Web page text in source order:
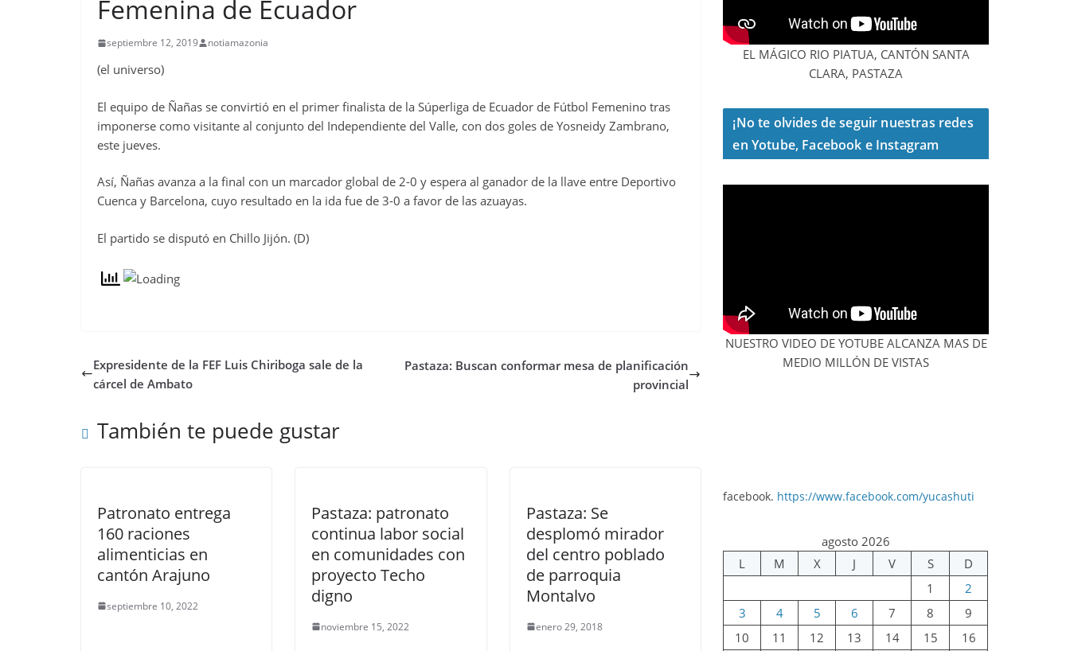
Femenina de Ecuador
septiembre 12, 2019 notiamazonia
(el universo)
El equipo de Ñañas se convirtió en el primer finalista de la Súperliga de Ecuador de Fútbol Femenino tras
imponerse como visitante al conjunto del Independiente del Valle, con dos goles de Yosneidy Zambrano,
este jueves.
Así, Ñañas avanza a la final con un marcador global de 2-0 y espera al ganador de la llave entre Deportivo
Cuenca y Barcelona, cuyo resultado en la ida fue de 3-0 a favor de las azuayas.
El partido se disputó en Chillo Jijón. (D)
Expresidente de la FEF Luis Chiriboga sale de la
cárcel de Ambato
Pastaza: Buscan conformar mesa de planificación
provincial
También te puede gustar
Patronato entrega
160 raciones
alimenticias en
cantón Arajuno
septiembre 10, 2022
Pastaza: patronato
continua labor social
en comunidades con
proyecto Techo
digno
noviembre 15, 2022
Pastaza: Se
desplomó mirador
del centro poblado
de parroquia
Montalvo
enero 29, 2018
EL MÁGICO RIO PIATUA, CANTÓN SANTA
CLARA, PASTAZA
¡No te olvides de seguir nuestras redes
en Yotube, Facebook e Instagram
NUESTRO VIDEO DE YOTUBE ALCANZA MAS DE
MEDIO MILLÓN DE VISTAS
facebook. https://www.facebook.com/yucashuti
agosto 2026
L
M X J V S
D
1
2
3
4 5 6 7 8
9
10
11 12 13 14 15
16